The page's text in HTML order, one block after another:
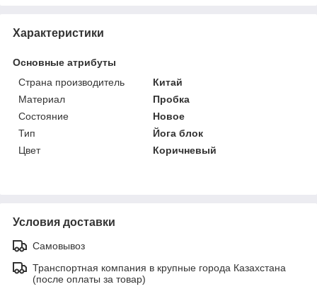
Характеристики
Основные атрибуты
Страна производитель
Китай
Материал
Пробка
Состояние
Новое
Тип
Йога блок
Цвет
Коричневый
Условия доставки
Самовывоз
Транспортная компания в крупные города Казахстана
(после оплаты за товар)